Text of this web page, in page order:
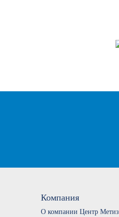
Компания
О компании Центр Метиз